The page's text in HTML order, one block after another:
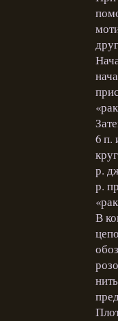
6 п.
р.
р.
В